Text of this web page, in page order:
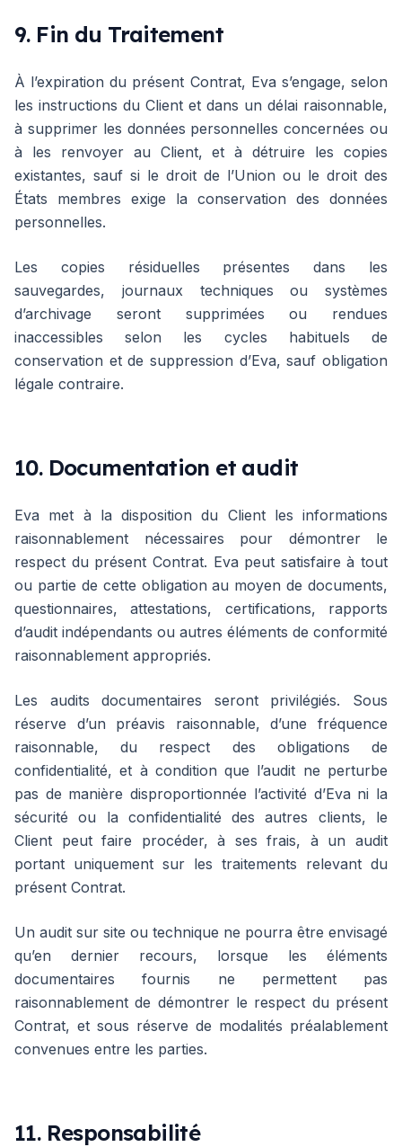
9. Fin du Traitement
À l’expiration du présent Contrat, Eva s’engage, selon
les instructions du Client et dans un délai raisonnable,
à supprimer les données personnelles concernées ou
à les renvoyer au Client, et à détruire les copies
existantes, sauf si le droit de l’Union ou le droit des
États membres exige la conservation des données
personnelles.
Les copies résiduelles présentes dans les
sauvegardes, journaux techniques ou systèmes
d’archivage seront supprimées ou rendues
inaccessibles selon les cycles habituels de
conservation et de suppression d’Eva, sauf obligation
légale contraire.
10. Documentation et audit
Eva met à la disposition du Client les informations
raisonnablement nécessaires pour démontrer le
respect du présent Contrat. Eva peut satisfaire à tout
ou partie de cette obligation au moyen de documents,
questionnaires, attestations, certifications, rapports
d’audit indépendants ou autres éléments de conformité
raisonnablement appropriés.
Les audits documentaires seront privilégiés. Sous
réserve d’un préavis raisonnable, d’une fréquence
raisonnable, du respect des obligations de
confidentialité, et à condition que l’audit ne perturbe
pas de manière disproportionnée l’activité d’Eva ni la
sécurité ou la confidentialité des autres clients, le
Client peut faire procéder, à ses frais, à un audit
portant uniquement sur les traitements relevant du
présent Contrat.
Un audit sur site ou technique ne pourra être envisagé
qu’en dernier recours, lorsque les éléments
documentaires fournis ne permettent pas
raisonnablement de démontrer le respect du présent
Contrat, et sous réserve de modalités préalablement
convenues entre les parties.
11. Responsabilité